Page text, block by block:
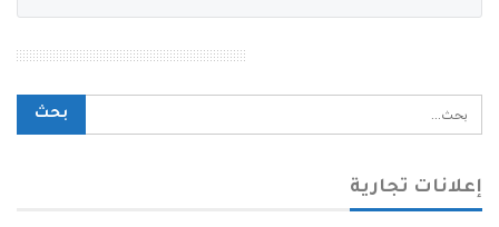
إعلانات تجارية